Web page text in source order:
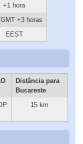
+1 hora
+3 horas
EEST
Distância para
Bucareste
15 km